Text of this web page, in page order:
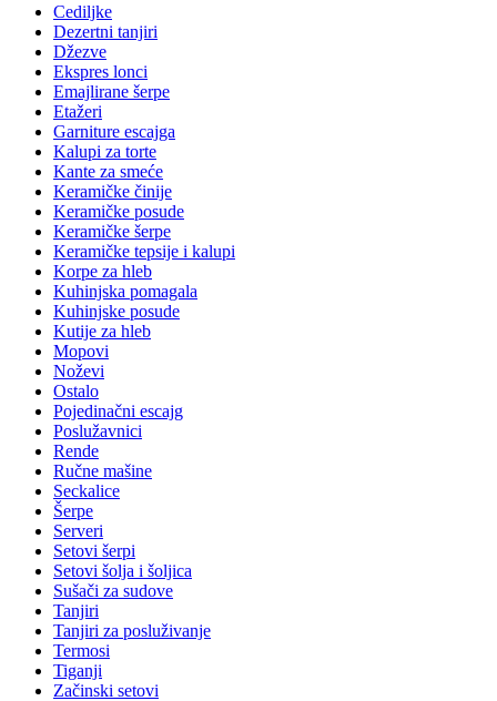
Cediljke
Dezertni tanjiri
Džezve
Ekspres lonci
Emajlirane šerpe
Etažeri
Garniture escajga
Kalupi za torte
Kante za smeće
Keramičke činije
Keramičke posude
Keramičke šerpe
Keramičke tepsije i kalupi
Korpe za hleb
Kuhinjska pomagala
Kuhinjske posude
Kutije za hleb
Mopovi
Noževi
Ostalo
Pojedinačni escajg
Poslužavnici
Rende
Ručne mašine
Seckalice
Šerpe
Serveri
Setovi šerpi
Setovi šolja i šoljica
Sušači za sudove
Tanjiri
Tanjiri za posluživanje
Termosi
Tiganji
Začinski setovi